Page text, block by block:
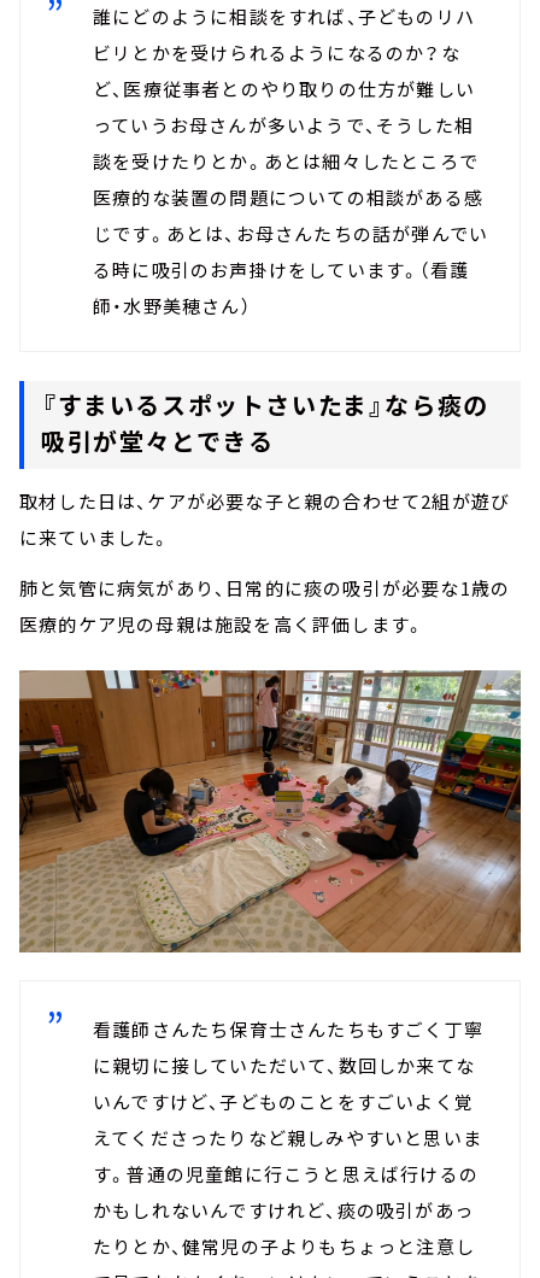
誰にどのように相談をすれば、子どものリハ
ビリとかを受けられるようになるのか？な
ど、医療従事者とのやり取りの仕方が難しい
っていうお母さんが多いようで、そうした相
談を受けたりとか。あとは細々したところで
医療的な装置の問題についての相談がある感
じです。あとは、お母さんたちの話が弾んでい
る時に吸引のお声掛けをしています。（看護
師・水野美穂さん）
『すまいるスポットさいたま』なら痰の
吸引が堂々とできる
取材した日は、ケアが必要な子と親の合わせて2組が遊び
に来ていました。
肺と気管に病気があり、日常的に痰の吸引が必要な1歳の
医療的ケア児の母親は施設を高く評価します。
看護師さんたち保育士さんたちもすごく丁寧
に親切に接していただいて、数回しか来てな
いんですけど、子どものことをすごいよく覚
えてくださったりなど親しみやすいと思いま
す。普通の児童館に行こうと思えば行けるの
かもしれないんですけれど、痰の吸引があっ
たりとか、健常児の子よりもちょっと注意し